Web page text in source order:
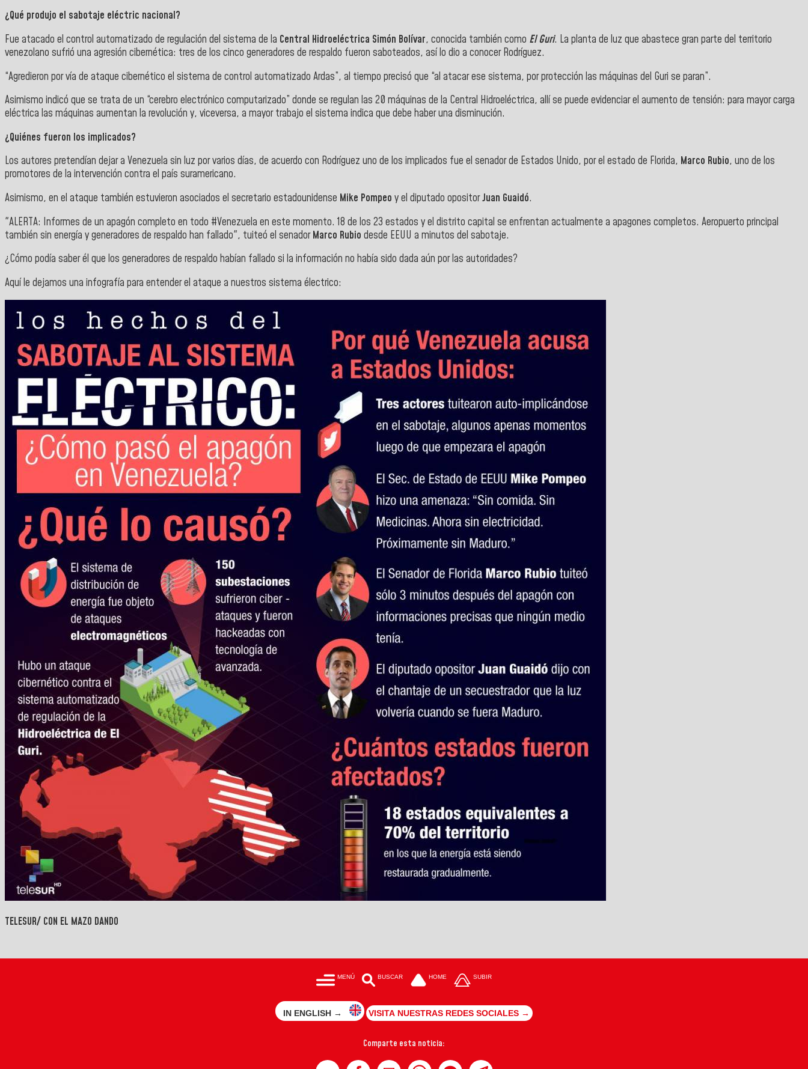
¿Qué produjo el sabotaje eléctric nacional?
Fue atacado el control automatizado de regulación del sistema de la Central Hidroeléctrica Simón Bolívar, conocida también como El Guri. La planta de luz que abastece gran parte del territorio
venezolano sufrió una agresión cibernética: tres de los cinco generadores de respaldo fueron saboteados, así lo dio a conocer Rodríguez.
“Agredieron por vía de ataque cibernético el sistema de control automatizado Ardas”, al tiempo precisó que “al atacar ese sistema, por protección las máquinas del Guri se paran”.
Asimismo indicó que se trata de un “cerebro electrónico computarizado” donde se regulan las 20 máquinas de la Central Hidroeléctrica, allí se puede evidenciar el aumento de tensión: para mayor carga
eléctrica las máquinas aumentan la revolución y, viceversa, a mayor trabajo el sistema indica que debe haber una disminución.
¿Quiénes fueron los implicados?
Los autores pretendían dejar a Venezuela sin luz por varios días, de acuerdo con Rodríguez uno de los implicados fue el senador de Estados Unido, por el estado de Florida, Marco Rubio, uno de los
promotores de la intervención contra el país suramericano.
Asimismo, en el ataque también estuvieron asociados el secretario estadounidense Mike Pompeo y el diputado opositorJuan Guaidó.
"ALERTA: Informes de un apagón completo en todo #Venezuela en este momento. 18 de los 23 estados y el distrito capital se enfrentan actualmente a apagones completos. Aeropuerto principal
también sin energía y generadores de respaldo han fallado", tuiteó el senadorMarco Rubio desde EEUU a minutos del sabotaje.
¿Cómo podía saber él que los generadores de respaldo habían fallado si la información no había sido dada aún por las autoridades?
Aquí le dejamos una infografía para entender el ataque a nuestros sistema électrico:
TELESUR/ CON EL MAZO DANDO
MENÚ BUSCAR HOME SUBIR
IN ENGLISH → VISITA NUESTRAS REDES SOCIALES →
Comparte esta noticia: